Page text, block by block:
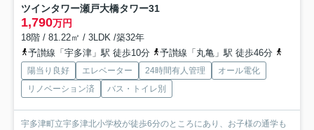
ツインタワー瀬戸大橋タワー31
1,790万円
18階 / 81.22㎡ / 3LDK /築32年
予讃線「宇多津」駅 徒歩10分
予讃線「丸亀」駅 徒歩46分
陽当り良好 エレベーター 24時間有人管理
オール電化
リノベーション済
バス・トイレ別
宇多津町立宇多津北小学校が徒歩6分のところにあり、お子様の通学も